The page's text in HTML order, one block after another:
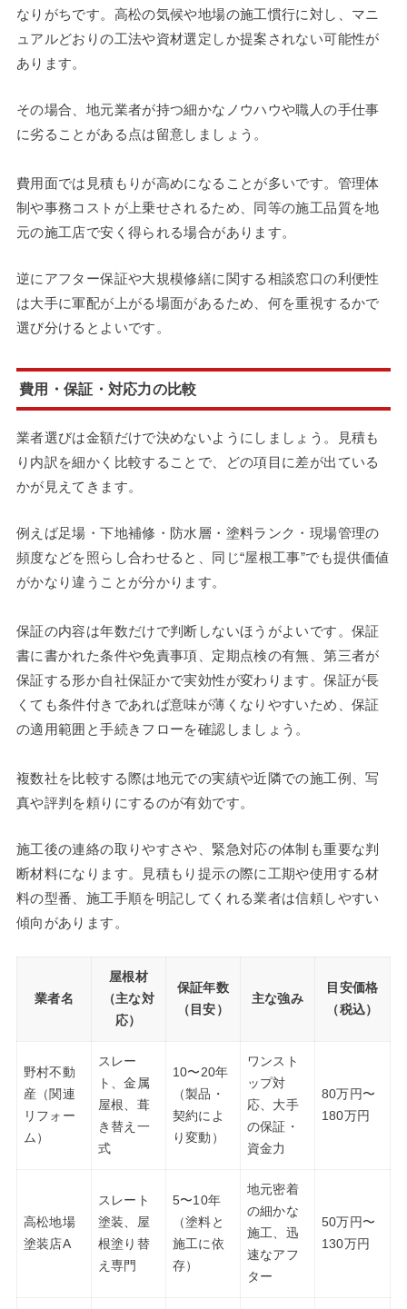
なりがちです。高松の気候や地場の施工慣行に対し、マニ
ュアルどおりの工法や資材選定しか提案されない可能性が
あります。
その場合、地元業者が持つ細かなノウハウや職人の手仕事
に劣ることがある点は留意しましょう。
費用面では見積もりが高めになることが多いです。管理体
制や事務コストが上乗せされるため、同等の施工品質を地
元の施工店で安く得られる場合があります。
逆にアフター保証や大規模修繕に関する相談窓口の利便性
は大手に軍配が上がる場面があるため、何を重視するかで
選び分けるとよいです。
費用・保証・対応力の比較
業者選びは金額だけで決めないようにしましょう。見積も
り内訳を細かく比較することで、どの項目に差が出ている
かが見えてきます。
例えば足場・下地補修・防水層・塗料ランク・現場管理の
頻度などを照らし合わせると、同じ“屋根工事”でも提供価値
がかなり違うことが分かります。
保証の内容は年数だけで判断しないほうがよいです。保証
書に書かれた条件や免責事項、定期点検の有無、第三者が
保証する形か自社保証かで実効性が変わります。保証が長
くても条件付きであれば意味が薄くなりやすいため、保証
の適用範囲と手続きフローを確認しましょう。
複数社を比較する際は地元での実績や近隣での施工例、写
真や評判を頼りにするのが有効です。
施工後の連絡の取りやすさや、緊急対応の体制も重要な判
断材料になります。見積もり提示の際に工期や使用する材
料の型番、施工手順を明記してくれる業者は信頼しやすい
傾向があります。
業者名
屋根材
（主な対
応）
保証年数
（目安）
主な強み
目安価格
（税込）
野村不動
産（関連
リフォー
ム）
スレー
ト、金属
屋根、葺
き替え一
式
10〜20年
（製品・
契約によ
り変動）
ワンスト
ップ対
応、大手
の保証・
資金力
80万円〜
180万円
高松地場
塗装店A
スレート
塗装、屋
根塗り替
え専門
5〜10年
（塗料と
施工に依
存）
地元密着
の細かな
施工、迅
速なアフ
ター
50万円〜
130万円